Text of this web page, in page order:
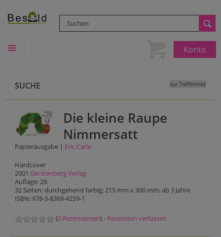
Konto
SUCHE zur Trefferliste
Die kleine Raupe
Nimmersatt
Papierausgabe | Eric Carle
Hardcover
2001 Gerstenberg Verlag
Auflage: 29.
32 Seiten; durchgehend farbig; 215 mm x 300 mm; ab 3 Jahre
ISBN: 978-3-8369-4259-1
(0 Rezensionen) - Rezension verfassen